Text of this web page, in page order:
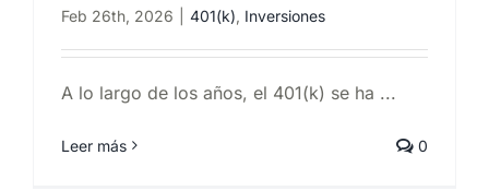
Feb 26th, 2026 401(k), Inversiones
A lo largo de los años, el 401(k) se ha ...
Leer más 0